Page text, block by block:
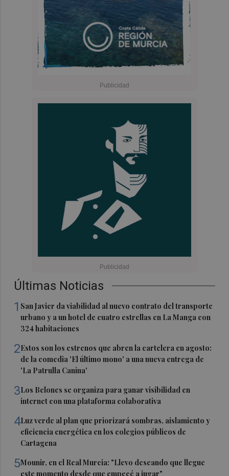
Últimas Noticias
1 San Javier da viabilidad al nuevo contrato del transporte
urbano y a un hotel de cuatro estrellas en La Manga con
324 habitaciones
2Estos son los estrenos que abren la cartelera en agosto:
de la comedia 'El último mono' a una nueva entrega de
'La Patrulla Canina'
3Los Belones se organiza para ganar visibilidad en
internet con una plataforma colaborativa
4Luz verde al plan que priorizará sombras, aislamiento y
eficiencia energética en los colegios públicos de
Cartagena
5Mounir, en el Real Murcia: "Llevo deseando que llegue
este momento desde que empecé a jugar"